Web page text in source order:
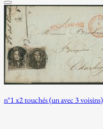
n°1 x2 touchés (un avec 3